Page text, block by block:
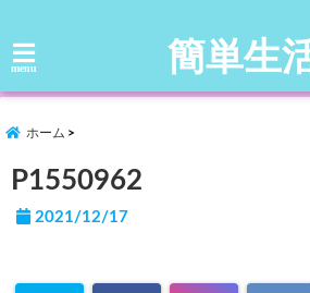
menu 簡単生
ホーム
P1550962
2021/12/17